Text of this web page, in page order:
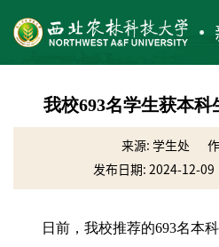
我校693名学生获本
来源: 学生处
发布日期: 2024-12-09
日前，我校推荐的693名本